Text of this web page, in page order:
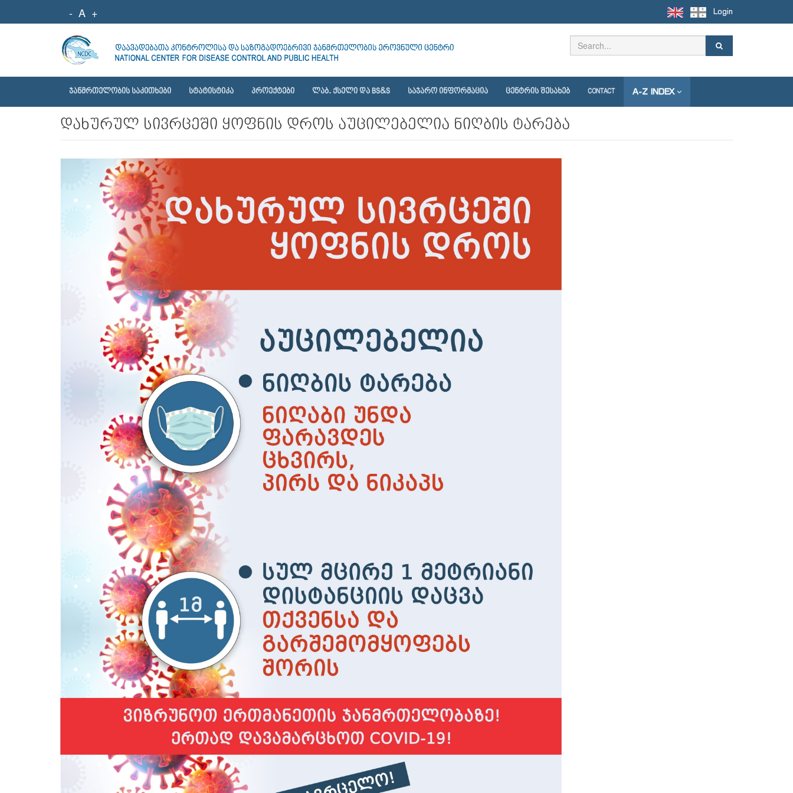
- A + Login
ᲯᲐᲜᲛᲠᲗᲔᲚᲝᲑᲘᲡ ᲡᲐᲙᲘᲗᲮᲔᲑᲘ ᲡᲢᲐᲢᲘᲡᲢᲘᲙᲐ ᲞᲠᲝᲔᲥᲢᲔᲑᲘ ᲚᲐᲑ. ᲥᲡᲔᲚᲘ ᲓᲐ BS&S ᲡᲐᲯᲐᲠᲝ ᲘᲜᲤᲝᲠᲛᲐᲪᲘᲐ ᲪᲔᲜᲢᲠᲘᲡ ᲨᲔᲡᲐᲮᲔᲑ CONTACT A-Z INDEX
დახურულ სივრცეში ყოფნის დროს აუცილებელია ნიღბის ტარება